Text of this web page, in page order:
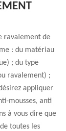
ravalement de
: du matériau
; du type
ravalement) ;
appliquer
mousses, anti
à vous dire que
toutes les